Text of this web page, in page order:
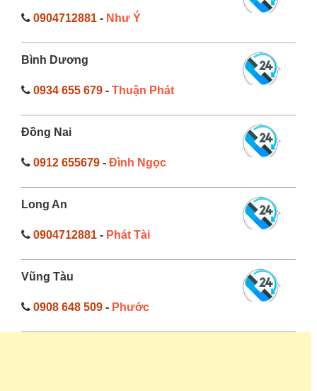
0904712881 - Như Ý
Bình Dương
0934 655 679 - Thuận Phát
Đồng Nai
0912 655679 - Đình Ngọc
Long An
0904712881 - Phát Tài
Vũng Tàu
0908 648 509 - Phước